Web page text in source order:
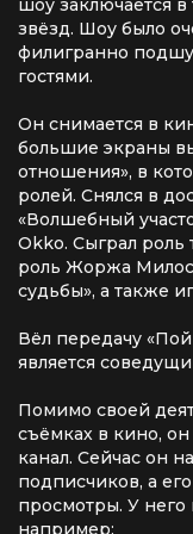
шоу заключается
звёзд. Шоу было
филигранно
гостями.
Он снимается в
большие экраны
отношения», в
ролей. Снялся в
«Волшебный
Okko. Сыграл роль
роль Жоржа
судьбы», а также
Вёл передачу
является
Помимо своей
съёмках в кино,
канал. Сейчас он
подписчиков, а
просмотры. У
например: